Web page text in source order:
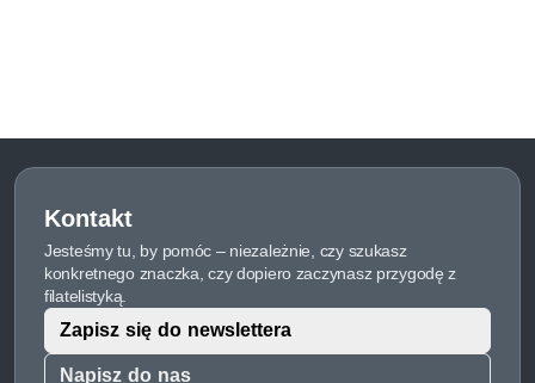
Kontakt
Jesteśmy tu, by pomóc – niezależnie, czy szukasz
konkretnego znaczka, czy dopiero zaczynasz przygodę z
filatelistyką.
Napisz do nas
Zapisz się do newslettera